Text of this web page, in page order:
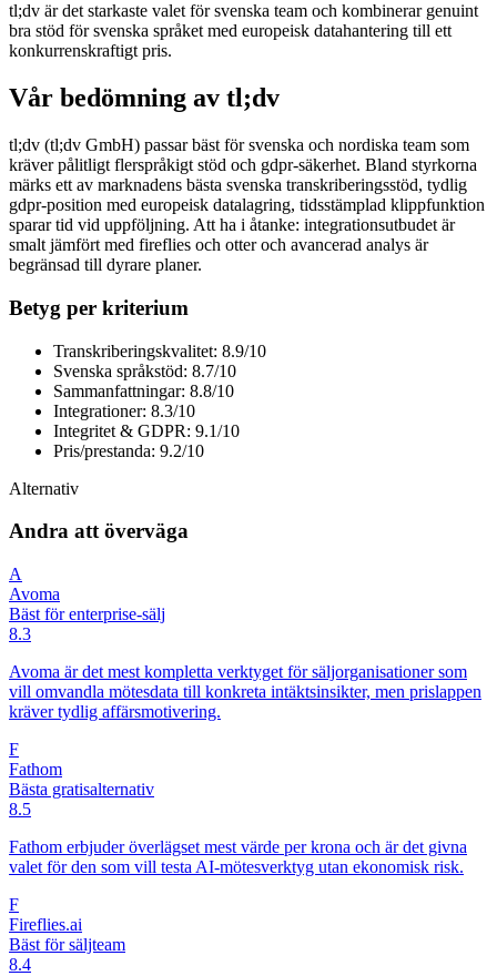
tl;dv är det starkaste valet för svenska team och kombinerar genuint
bra stöd för svenska språket med europeisk datahantering till ett
konkurrenskraftigt pris.
Vår bedömning av tl;dv
tl;dv (tl;dv GmbH) passar bäst för svenska och nordiska team som
kräver pålitligt flerspråkigt stöd och gdpr-säkerhet. Bland styrkorna
märks ett av marknadens bästa svenska transkriberingsstöd, tydlig
gdpr-position med europeisk datalagring, tidsstämplad klippfunktion
sparar tid vid uppföljning. Att ha i åtanke: integrationsutbudet är
smalt jämfört med fireflies och otter och avancerad analys är
begränsad till dyrare planer.
Betyg per kriterium
Transkriberingskvalitet: 8.9/10
Svenska språkstöd: 8.7/10
Sammanfattningar: 8.8/10
Integrationer: 8.3/10
Integritet & GDPR: 9.1/10
Pris/prestanda: 9.2/10
Alternativ
Andra att överväga
A
Avoma
Bäst för enterprise-sälj
8.3
Avoma är det mest kompletta verktyget för säljorganisationer som
vill omvandla mötesdata till konkreta intäktsinsikter, men prislappen
kräver tydlig affärsmotivering.
F
Fathom
Bästa gratisalternativ
8.5
Fathom erbjuder överlägset mest värde per krona och är det givna
valet för den som vill testa AI-mötesverktyg utan ekonomisk risk.
F
Fireflies.ai
Bäst för säljteam
8.4